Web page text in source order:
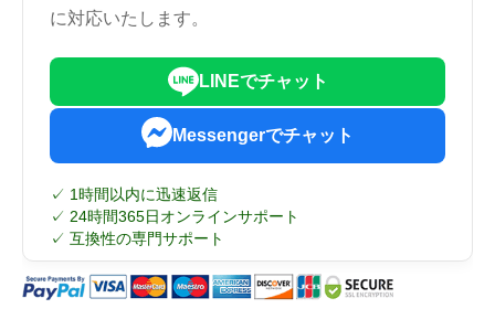
に対応いたします。
LINEでチャット
Messengerでチャット
✓ 1時間以内に迅速返信
✓ 24時間365日オンラインサポート
✓ 互換性の専門サポート